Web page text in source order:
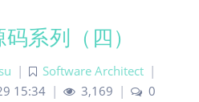
码系列（四）
| Software Architect |
15:34 | 3,169 |
0